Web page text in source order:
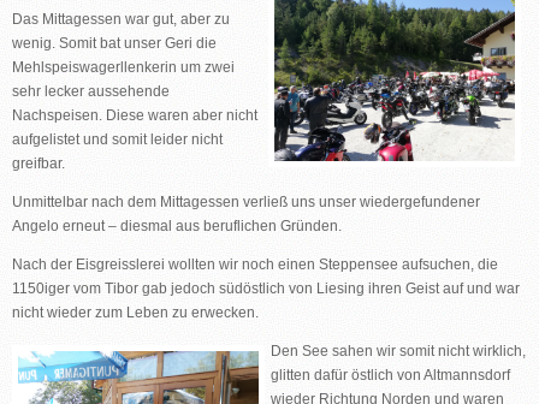
Das Mittagessen war gut, aber zu
wenig. Somit bat unser Geri die
Mehlspeiswagerllenkerin um zwei
sehr lecker aussehende
Nachspeisen. Diese waren aber nicht
aufgelistet und somit leider nicht
greifbar.
Unmittelbar nach dem Mittagessen verließ uns unser wiedergefundener
Angelo erneut – diesmal aus beruflichen Gründen.
Nach der Eisgreisslerei wollten wir noch einen Steppensee aufsuchen, die
1150iger vom Tibor gab jedoch südöstlich von Liesing ihren Geist auf und war
nicht wieder zum Leben zu erwecken.
Den See sahen wir somit nicht wirklich,
glitten dafür östlich von Altmannsdorf
wieder Richtung Norden und waren